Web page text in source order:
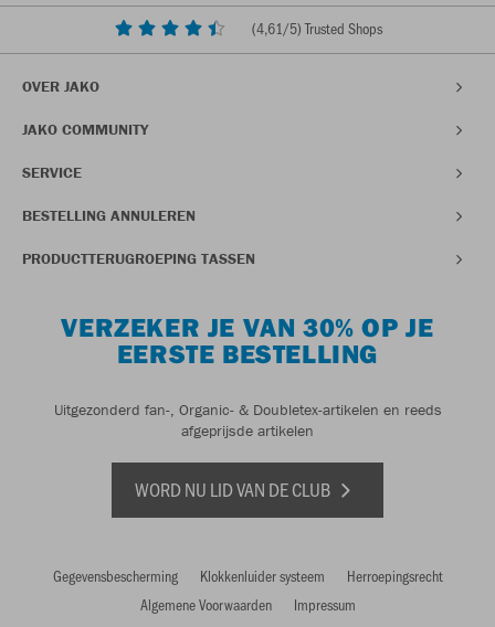
(4,61/5) Trusted Shops
OVER JAKO
JAKO COMMUNITY
SERVICE
BESTELLING ANNULEREN
PRODUCTTERUGROEPING TASSEN
VERZEKER JE VAN 30% OP JE
EERSTE BESTELLING
Uitgezonderd fan-, Organic- & Doubletex-artikelen en reeds
afgeprijsde artikelen
WORD NU LID VAN DE CLUB
Gegevensbescherming Klokkenluider systeem
Herroepingsrecht
Algemene Voorwaarden
Impressum